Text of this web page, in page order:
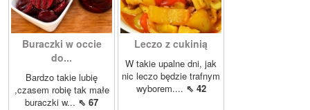
Buraczki w occie
do...
Bardzo takie lubię
,czasem robię tak małe
buraczki w... ⇖ 67
Leczo z cukinią
W takie upalne dni, jak
nic leczo będzie trafnym
wyborem.... ⇖ 42